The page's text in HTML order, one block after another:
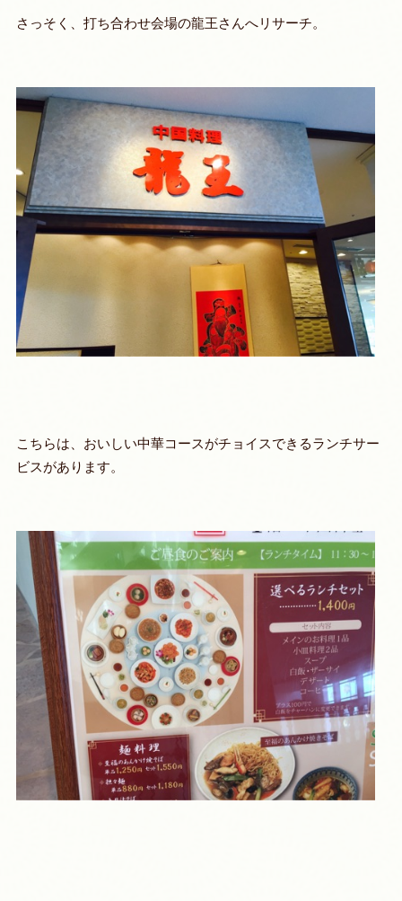
さっそく、打ち合わせ会場の龍王さんへリサーチ。
こちらは、おいしい中華コースがチョイスできるランチサー
ビスがあります。